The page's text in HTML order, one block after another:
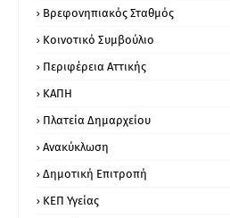
Βρεφονηπιακός Σταθμός
Κοινοτικό Συμβούλιο
Περιφέρεια Αττικής
ΚΑΠΗ
Πλατεία Δημαρχείου
Ανακύκλωση
Δημοτική Επιτροπή
ΚΕΠ Υγείας